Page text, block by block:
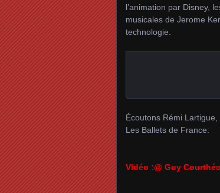
l’animation par Disney,
musicales de Jerome
technologie.
Écoutons Rémi
Les Ballets de France:
Vidéo :@ Guy